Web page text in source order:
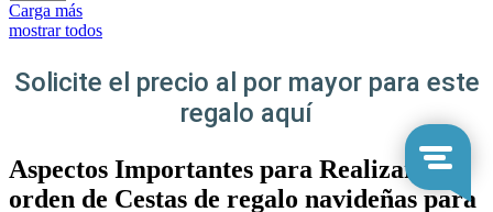
Carga más
mostrar todos
Solicite el precio al por mayor para este
regalo aquí
Aspectos Importantes para Realizar
orden de Cestas de regalo navideñas para